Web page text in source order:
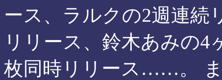
ース、ラルクの2週連続
リリース、鈴木あみの4
枚同時リリース……。